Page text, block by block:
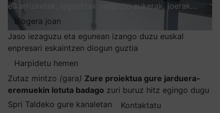
elkarrizketak, laguntzak, negozio aukerak, joerak…
Blogera joan
Jaso iezaguzu eta egunean izango duzu euskal
enpresari eskaintzen diogun guztia
Harpidetu hemen
Zutaz mintzo (gara) Zure proiektua gure jarduera-
eremuekin lotuta badago zuri buruz hitz egingo dugu
Spri Taldeko gure kanaletan
Kontaktatu